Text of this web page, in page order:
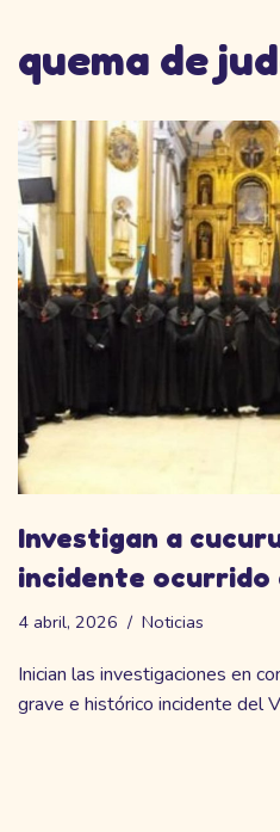
quema de
Investigan a
incidente ocurrido
4 abril, 2026 Noticias
Inician las investigaciones en
grave e histórico incidente del